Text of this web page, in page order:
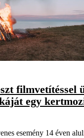
filmvetítéssel
egy
esemény 14 éven